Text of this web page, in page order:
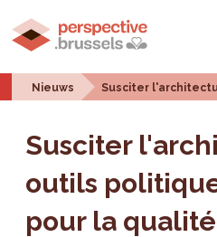
Nieuws Susciter
Susciter
outils
pour la qualité